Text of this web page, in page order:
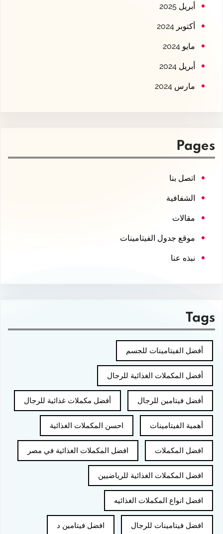
أبريل 2025
أكتوبر 2024
مايو 2024
أبريل 2024
مارس 2024
Pages
اتصل بنا
الشفافية
مقالات
موقع جدول الفيتامينات
نبذه عنا
Tags
أفضل الفيتامينات للجسم
أفضل المكملات الغذائية للرجال
أفضل فيتامين للرجال أفضل مكملات غذائية للرجال
أهمية الفيتامينات احسن المكملات الغذائية
افضل المكملات افضل المكملات الغذائية في مصر
افضل المكملات الغذائية للرياضيين
افضل انواع المكملات الغذائيه
افضل فيتامينات للرجال افضل فيتامين د